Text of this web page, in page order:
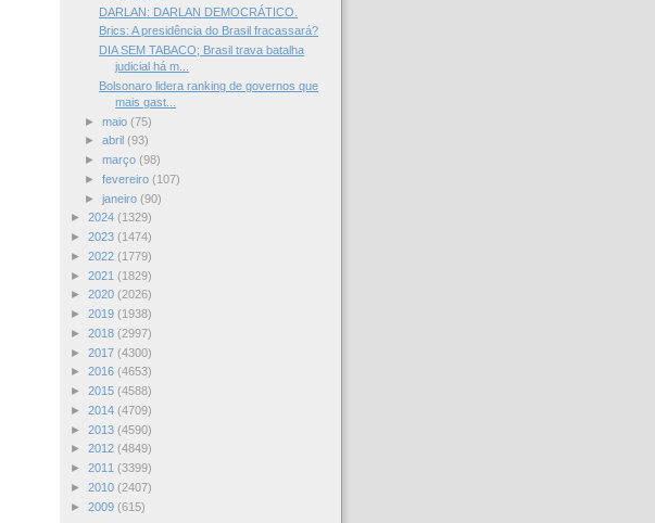
DARLAN: DARLAN DEMOCRÁTICO.
Brics: A presidência do Brasil fracassará?
DIA SEM TABACO; Brasil trava batalha
judicial há m...
Bolsonaro lidera ranking de governos que
mais gast...
► maio (75)
► abril (93)
► março (98)
► fevereiro (107)
► janeiro (90)
► 2024 (1329)
► 2023 (1474)
► 2022 (1779)
► 2021 (1829)
► 2020 (2026)
► 2019 (1938)
► 2018 (2997)
► 2017 (4300)
► 2016 (4653)
► 2015 (4588)
► 2014 (4709)
► 2013 (4590)
► 2012 (4849)
► 2011 (3399)
► 2010 (2407)
► 2009 (615)